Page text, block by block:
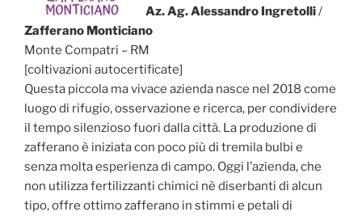
Az. Ag. Alessandro Ingretolli/
Zafferano Monticiano
Monte Compatri – RM
[coltivazioni autocertificate]
Questa piccola ma vivace azienda nasce nel 2018 come
luogo di rifugio, osservazione e ricerca, per condividere
il tempo silenzioso fuori dalla città. La produzione di
zafferano è iniziata con poco più di tremila bulbi e
senza molta esperienza di campo. Oggi l’azienda, che
non utilizza fertilizzanti chimici nè diserbanti di alcun
tipo, offre ottimo zafferano in stimmi e petali di